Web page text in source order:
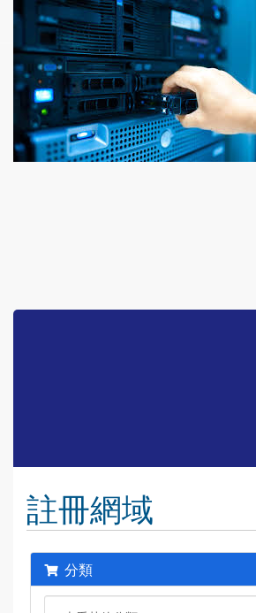
WHMCS-bridge
Home WHMCS-bridge
註冊網域
分類